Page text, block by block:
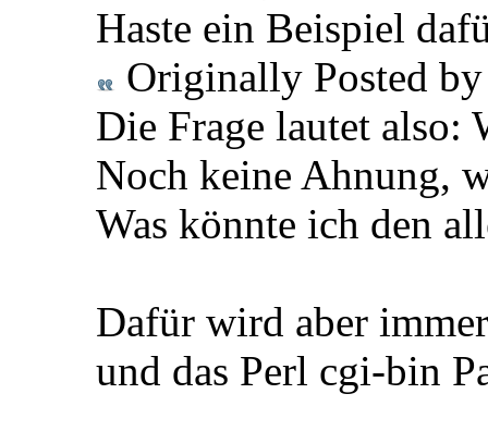
Haste ein Beispiel
Originally Posted
Die Frage lautet also:
Noch keine Ahnung,
Was könnte ich den
Dafür wird aber
und das Perl cgi-bin